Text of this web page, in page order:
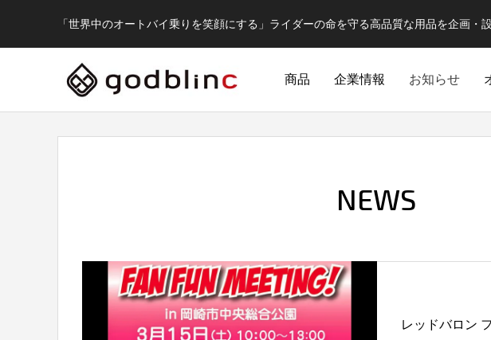
「世界中のオートバイ乗りを笑顔にする」ライダーの命を守る高品質な用品を企画・
商品 企業情報 お知らせ
フルフェイス スポーツジェット
NEWS
レッドバロン